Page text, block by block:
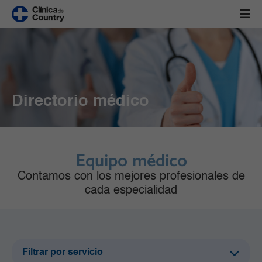
Directorio médico
Equipo médico
Contamos con los mejores profesionales de
cada especialidad
Filtrar por servicio